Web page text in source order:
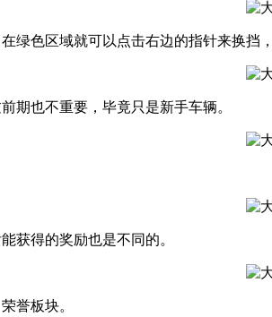
绿色区域就可以点击右边的指针来换挡
期也不重要，毕竟只是新手车辆。
获得的奖励也是不同的。
誉板块。